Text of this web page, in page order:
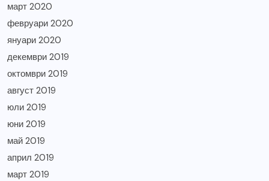
март 2020
февруари 2020
януари 2020
декември 2019
октомври 2019
август 2019
юли 2019
юни 2019
май 2019
април 2019
март 2019